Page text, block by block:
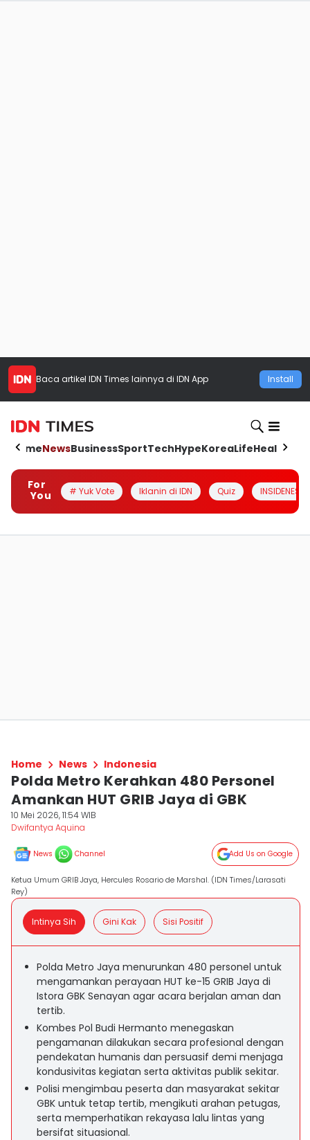
Baca artikel IDN Times lainnya di IDN App Install
HomeNewsBusinessSportTechHypeKoreaLifeHealth
For
You
# Yuk Vote Iklanin di IDN Quiz INSIDENESIA
Home News Indonesia
Polda Metro Kerahkan 480 Personel
Amankan HUT GRIB Jaya di GBK
10 Mei 2026, 11:54 WIB
Dwifantya Aquina
News Channel Add Us on Google
Ketua Umum GRIB Jaya, Hercules Rosario de Marshal. (IDN Times/Larasati
Rey)
Intinya Sih Gini Kak Sisi Positif
Polda Metro Jaya menurunkan 480 personel untuk
mengamankan perayaan HUT ke-15 GRIB Jaya di
Istora GBK Senayan agar acara berjalan aman dan
tertib.
Kombes Pol Budi Hermanto menegaskan
pengamanan dilakukan secara profesional dengan
pendekatan humanis dan persuasif demi menjaga
kondusivitas kegiatan serta aktivitas publik sekitar.
Polisi mengimbau peserta dan masyarakat sekitar
GBK untuk tetap tertib, mengikuti arahan petugas,
serta memperhatikan rekayasa lalu lintas yang
bersifat situasional.